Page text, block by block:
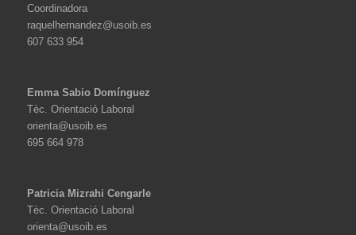
Coordinadora
raquelhernandez@usoib.es
607 633 954
Emma Sabio Domínguez
Tèc. Orientació Laboral
orienta@usoib.es
695 664 978
Patricia Mizrahi Cengarle
Tèc. Orientació Laboral
orienta@usoib.es